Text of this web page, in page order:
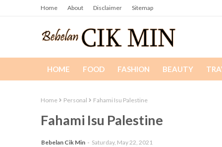
Home About Disclaimer Sitemap
HOME FOOD FASHION BEAUTY
Home Personal Fahami Isu Palestine
Fahami Isu Palestine
Bebelan Cik Min Saturday, May 22, 2021